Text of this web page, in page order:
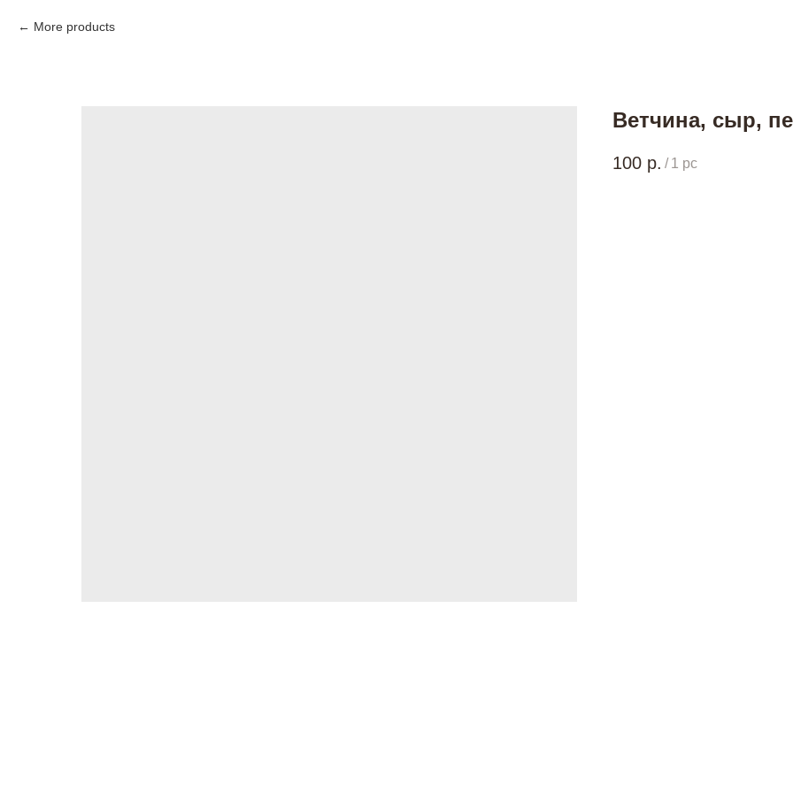
More products
Ветчина, сыр,
100 р. / 1 pc